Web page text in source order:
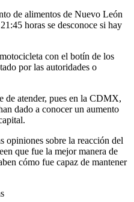
de alimentos de Nuevo León
horas se desconoce si hay
con el botín de los
por las autoridades o
de atender, pues en la CDMX,
dado a conocer un aumento
opiniones sobre la reacción del
que fue la mejor manera de
cómo fue capaz de mantener